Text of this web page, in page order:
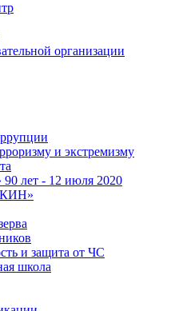
организации
и экстремизму
лет - 12 июля 2020
и защита от ЧС
школа